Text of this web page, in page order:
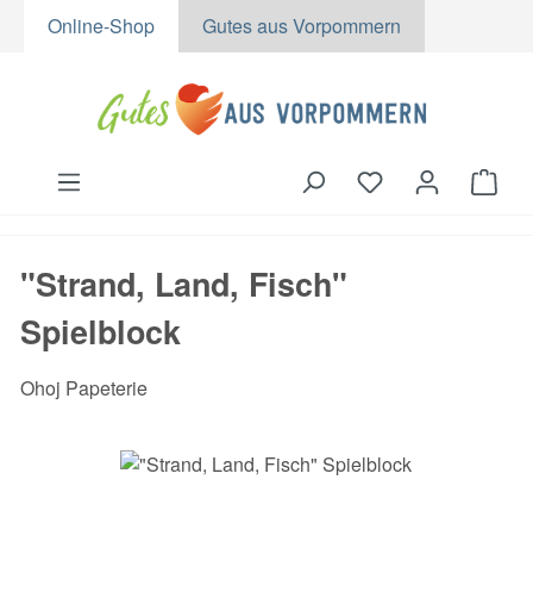
Zum Hauptinhalt springen
Online-Shop Gutes aus Vorpommern
Du hast 0
"Strand, Land, Fisch"
Spielblock
Ohoj Papeterie
Bildergalerie überspringen